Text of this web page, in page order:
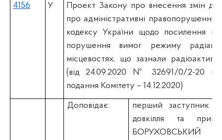
4156 У
Проект Закону про внесення змін до
про адміністративні правопорушення
кодексу України щодо посилення
порушення вимог режиму
місцевостях, що зазнали
(вiд 24.09.2020 № 32691/0/2-20
подання Комітету – 14.12.2020)
Доповідає:
перший заступник
довкілля та